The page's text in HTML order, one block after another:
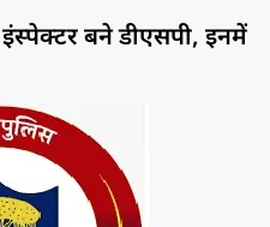
बने डीएसपी, इनमें